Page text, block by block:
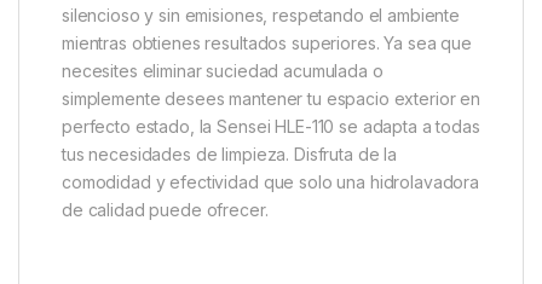
silencioso y sin emisiones, respetando el ambiente
mientras obtienes resultados superiores. Ya sea que
necesites eliminar suciedad acumulada o
simplemente desees mantener tu espacio exterior en
perfecto estado, la Sensei HLE-110 se adapta a todas
tus necesidades de limpieza. Disfruta de la
comodidad y efectividad que solo una hidrolavadora
de calidad puede ofrecer.